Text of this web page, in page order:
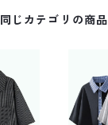
同じカテゴリの商品